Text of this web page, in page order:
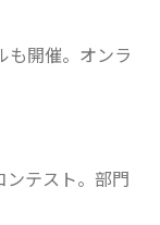
も開催。オンラ
ンテスト。部門